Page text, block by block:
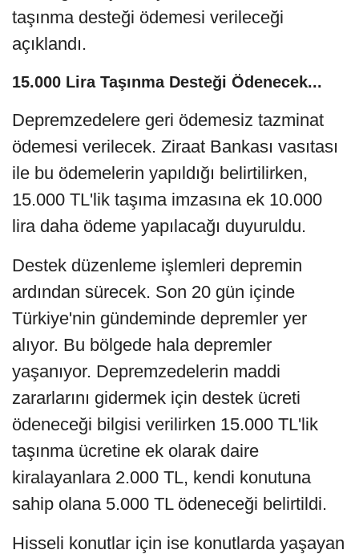
taşınma desteği ödemesi verileceği
açıklandı.
15.000 Lira Taşınma Desteği Ödenecek...
Depremzedelere geri ödemesiz tazminat
ödemesi verilecek. Ziraat Bankası vasıtası
ile bu ödemelerin yapıldığı belirtilirken,
15.000 TL'lik taşıma imzasına ek 10.000
lira daha ödeme yapılacağı duyuruldu.
Destek düzenleme işlemleri depremin
ardından sürecek. Son 20 gün içinde
Türkiye'nin gündeminde depremler yer
alıyor. Bu bölgede hala depremler
yaşanıyor. Depremzedelerin maddi
zararlarını gidermek için destek ücreti
ödeneceği bilgisi verilirken 15.000 TL'lik
taşınma ücretine ek olarak daire
kiralayanlara 2.000 TL, kendi konutuna
sahip olana 5.000 TL ödeneceği belirtildi.
Hisseli konutlar için ise konutlarda yaşayan